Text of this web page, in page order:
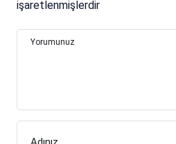
işaretlenmişlerdir
Yorumunuz